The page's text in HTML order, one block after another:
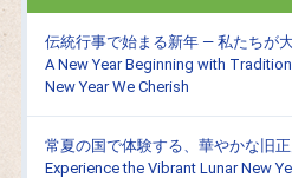
伝統行事で始まる新年 ― 私たちが
A New Year Beginning with
New Year We Cherish
常夏の国で体験する、華やかな旧正
Experience the Vibrant Lunar New